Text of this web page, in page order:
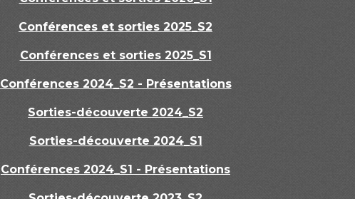
Conférences et sorties 2025_S2
Conférences et sorties 2025_S1
Conférences 2024_S2 - Présentations
Sorties-découverte 2024_S2
Sorties-découverte 2024_S1
Conférences 2024_S1 - Présentations